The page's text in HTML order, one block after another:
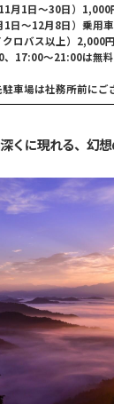
月1日〜30日）1,000
1日〜12月8日）乗用
クロバス以上）2,000円
17:00～21:00は無料
車場は社務所前にご
くに現れる、幻